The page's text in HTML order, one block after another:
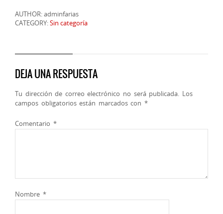
AUTHOR: adminfarias
CATEGORY:Sin categoría
DEJA UNA RESPUESTA
Tu dirección de correo electrónico no será publicada. Los
campos obligatorios están marcados con *
Comentario *
Nombre *